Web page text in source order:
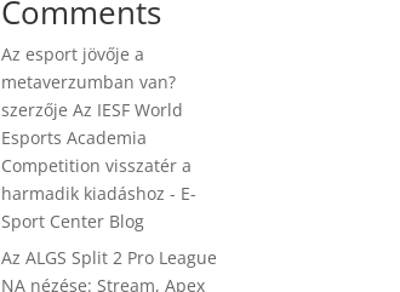
Comments
Az esport jövője a
metaverzumban van?
szerzőjeAz IESF World
Esports Academia
Competition visszatér a
harmadik kiadáshoz - E-
Sport Center Blog
Az ALGS Split 2 Pro League
NA nézése: Stream, Apex